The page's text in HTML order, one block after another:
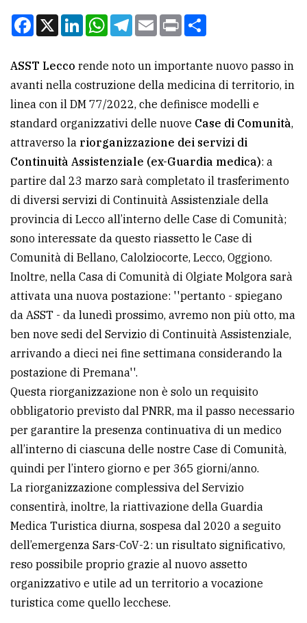
CERCA
Cerca
per
comune
LE
ALTRE
TESTATE
PRIVACY
Privacy
policy
Cookie
policy
Facebook
X LinkedInWhatsApp
Telegram
EmailPrint
ASST Lecco rende noto un importante nuovo passo in
avanti nella costruzione della medicina di territorio, in
linea con il DM 77/2022, che definisce modelli e
standard organizzativi delle nuove Case di Comunità,
attraverso la riorganizzazione dei servizi di
Continuità Assistenziale (ex-Guardia medica): a
partire dal 23 marzo sarà completato il trasferimento
di diversi servizi di Continuità Assistenziale della
provincia di Lecco all’interno delle Case di Comunità;
sono interessate da questo riassetto le Case di
Comunità di Bellano, Calolziocorte, Lecco, Oggiono.
Inoltre, nella Casa di Comunità di Olgiate Molgora sarà
attivata una nuova postazione: ''pertanto - spiegano
da ASST - da lunedì prossimo, avremo non più otto, ma
ben nove sedi del Servizio di Continuità Assistenziale,
arrivando a dieci nei fine settimana considerando la
postazione di Premana''.
Questa riorganizzazione non è solo un requisito
obbligatorio previsto dal PNRR, ma il passo necessario
per garantire la presenza continuativa di un medico
all’interno di ciascuna delle nostre Case di Comunità,
quindi per l’intero giorno e per 365 giorni/anno.
La riorganizzazione complessiva del Servizio
consentirà, inoltre, la riattivazione della Guardia
Medica Turistica diurna, sospesa dal 2020 a seguito
dell’emergenza Sars-CoV-2: un risultato significativo,
reso possibile proprio grazie al nuovo assetto
organizzativo e utile ad un territorio a vocazione
turistica come quello lecchese.